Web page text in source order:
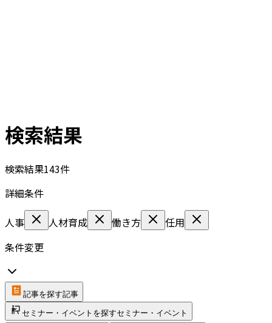
検索結果
検索結果143件
詳細条件
人事
人材育成 働き方
任用
条件変更
記事を探す記事
セミナー・イベントを探すセミナー・イベント